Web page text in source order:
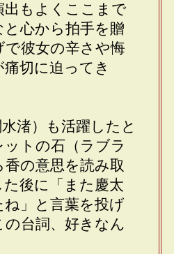
出もよくここまで
心から拍手を贈
で彼女の辛さや悔
切に迫ってき
渚）も活躍したと
トの石（ラブラ
香の意思を読み取
後に「また慶太
」と言葉を投げ
台詞、好きなん